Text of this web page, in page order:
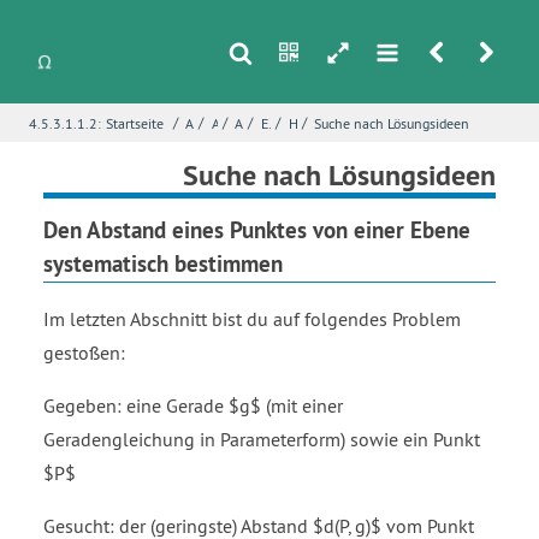
s n h m r u
4.5.3.1.1.2: Startseite / Analytische Geometrie
/ Abstände
/ Abstand zu einer Geraden
/ Erkundung - Abstand Punkt-Gerade/ Hochspannungsleitungen
/ Suche nach Lösungsideen
Suche nach Lösungsideen
Den Abstand eines Punktes von einer Ebene
systematisch bestimmen
Im letzten Abschnitt bist du auf folgendes Problem
gestoßen:
Gegeben: eine Gerade $g$ (mit einer
Geradengleichung in Parameterform) sowie ein Punkt
$P$
Gesucht: der (geringste) Abstand $d(P, g)$ vom Punkt
E-Mail*
Fehlerbeschreibung